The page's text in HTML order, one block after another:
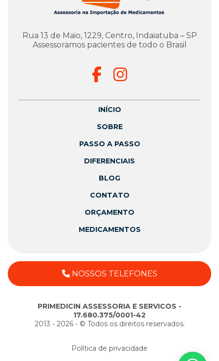
Rua 13 de Maio, 1229, Centro, Indaiatuba – SP
Assessoramos pacientes de todo o Brasil
INÍCIO
SOBRE
PASSO A PASSO
DIFERENCIAIS
BLOG
CONTATO
ORÇAMENTO
MEDICAMENTOS
NOSSOS TELEFONES
PRIMEDICIN ASSESSORIA E SERVICOS -
17.680.375/0001-42
2013 - 2026 - ©️ Todos os direitos reservados.
Política de privacidade